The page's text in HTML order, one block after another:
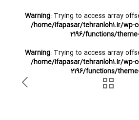
Warning: Trying to access array
/home/ifapasar/tehranloh1.ir/
2196/functions/
Warning: Trying to access array
/home/ifapasar/tehranloh1.ir/
2196/functions/